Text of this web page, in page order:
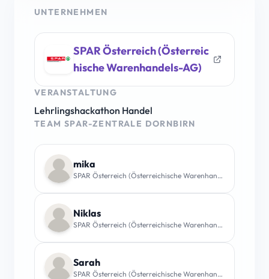
UNTERNEHMEN
SPAR Österreich (Österreic
hische Warenhandels-AG)
VERANSTALTUNG
Lehrlingshackathon Handel
TEAM SPAR-ZENTRALE DORNBIRN
mika
SPAR Österreich (Österreichische Warenhandels-AG)
Niklas
SPAR Österreich (Österreichische Warenhandels-AG)
Sarah
SPAR Österreich (Österreichische Warenhandels-AG)